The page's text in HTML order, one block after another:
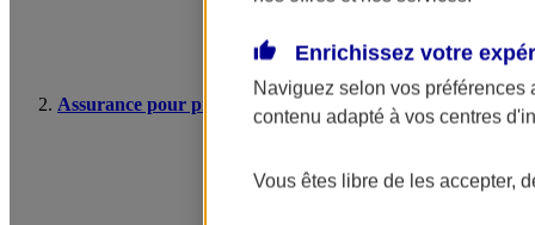
Assurance pour professionnels et entreprises
Enrichissez votre
Naviguez selon vos préférences
contenu adapté à vos centres
Vous êtes libre de les accepter,